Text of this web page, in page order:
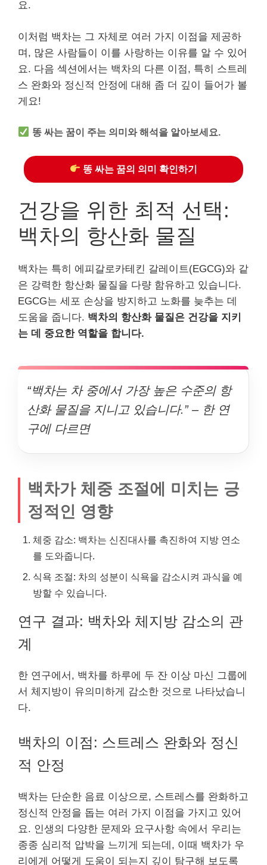
요.
이처럼 백차는 그 자체로 여러 가지 이점을 제공하
며, 많은 사람들이 이를 사랑하는 이유를 알 수 있어
요. 다음 섹션에서는 백차의 다른 이점, 특히 스트레
스 완화와 정신적 안정에 대해 좀 더 깊이 들어가 볼
게요!
똥 싸는 꿈이 주는 의미와 해석을 알아보세요.
똥 싸는 꿈의 의미 확인하기
건강을 위한 최적 선택:
백차의 항산화 물질
백차는 특히 에피갈로카테킨 갈레이트(EGCG)와 같
은 강력한 항산화 물질을 다량 함유하고 있습니다.
EGCG는 세포 손상을 방지하고 노화를 늦추는 데
도움을 줍니다. 백차의 항산화 물질은 건강을 지키
는 데 중요한 역할을 합니다.
“백차는 차 중에서 가장 높은 수준의 항
산화 물질을 지니고 있습니다.” – 한 연
구에 다르면
백차가 체중 조절에 미치는 긍
정적인 영향
체중 감소: 백차는 신진대사를 촉진하여 지방 연소
를 도와줍니다.
식욕 조절: 차의 성분이 식욕을 감소시켜 과식을 예
방할 수 있습니다.
연구 결과: 백차와 체지방 감소의 관
계
한 연구에서, 백차를 하루에 두 잔 이상 마신 그룹에
서 체지방이 유의미하게 감소한 것으로 나타났습니
다.
백차의 이점: 스트레스 완화와 정신
적 안정
백차는 단순한 음료 이상으로, 스트레스를 완화하고
정신적 안정을 돕는 여러 가지 이점을 가지고 있어
요. 인생의 다양한 문제와 요구사항 속에서 우리는
종종 심리적 압박을 느끼게 되는데, 이때 백차가 우
리에게 어떻게 도움이 되는지 깊이 탐구해 보도록